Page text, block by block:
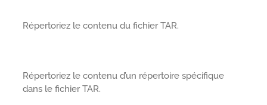
Répertoriez le contenu du fichier TAR.
Répertoriez le contenu d’un répertoire spécifique
dans le fichier TAR.